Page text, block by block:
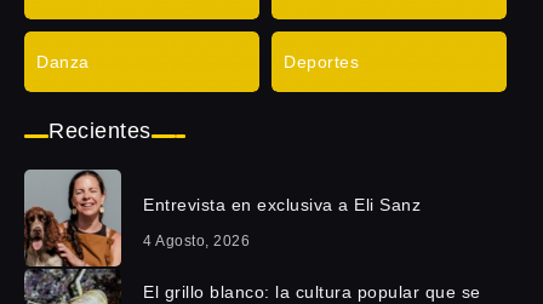
Danza Deportes
Recientes
Entrevista en exclusiva a Eli Sanz
4 Agosto, 2026
El grillo blanco: la cultura popular que se